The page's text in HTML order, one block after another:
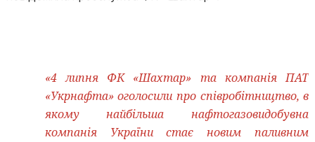
«4 липня ФК «Шахтар» та компанія ПАТ
«Укрнафта» оголосили про співробітництво, в
якому найбільша нафтогазовидобувна
компанія України стає новим паливним